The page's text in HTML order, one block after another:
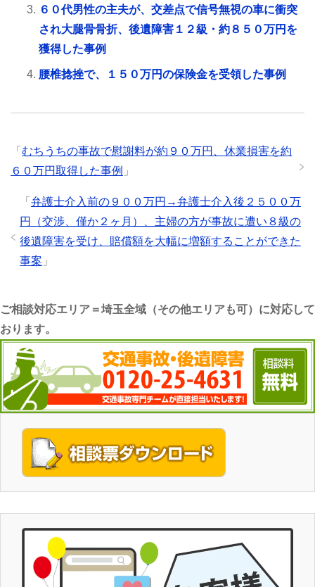
６０代男性の主夫が、交差点で信号無視の車に衝突
され大腿骨骨折、後遺障害１２級・約８５０万円を
獲得した事例
腰椎捻挫で、１５０万円の保険金を受領した事例
「 むちうちの事故で慰謝料が約９０万円、休業損害を約
６０万円取得した事例 」
「 弁護士介入前の９００万円→弁護士介入後２５００万
円（交渉、僅か２ヶ月）、主婦の方が事故に遭い８級の
後遺障害を受け、賠償額を大幅に増額することができた
事案 」
ご相談対応エリア＝埼玉全域（その他エリアも可）に対応して
おります。